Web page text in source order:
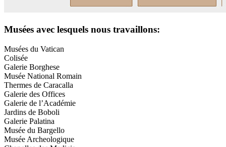
Musées avec lesquels nous travaillons:
Musées du Vatican
Colisée
Galerie Borghese
Musée National Romain
Thermes de Caracalla
Galerie des Offices
Galerie de l’Académie
Jardins de Boboli
Galerie Palatina
Musée du Bargello
Musée Archeologique